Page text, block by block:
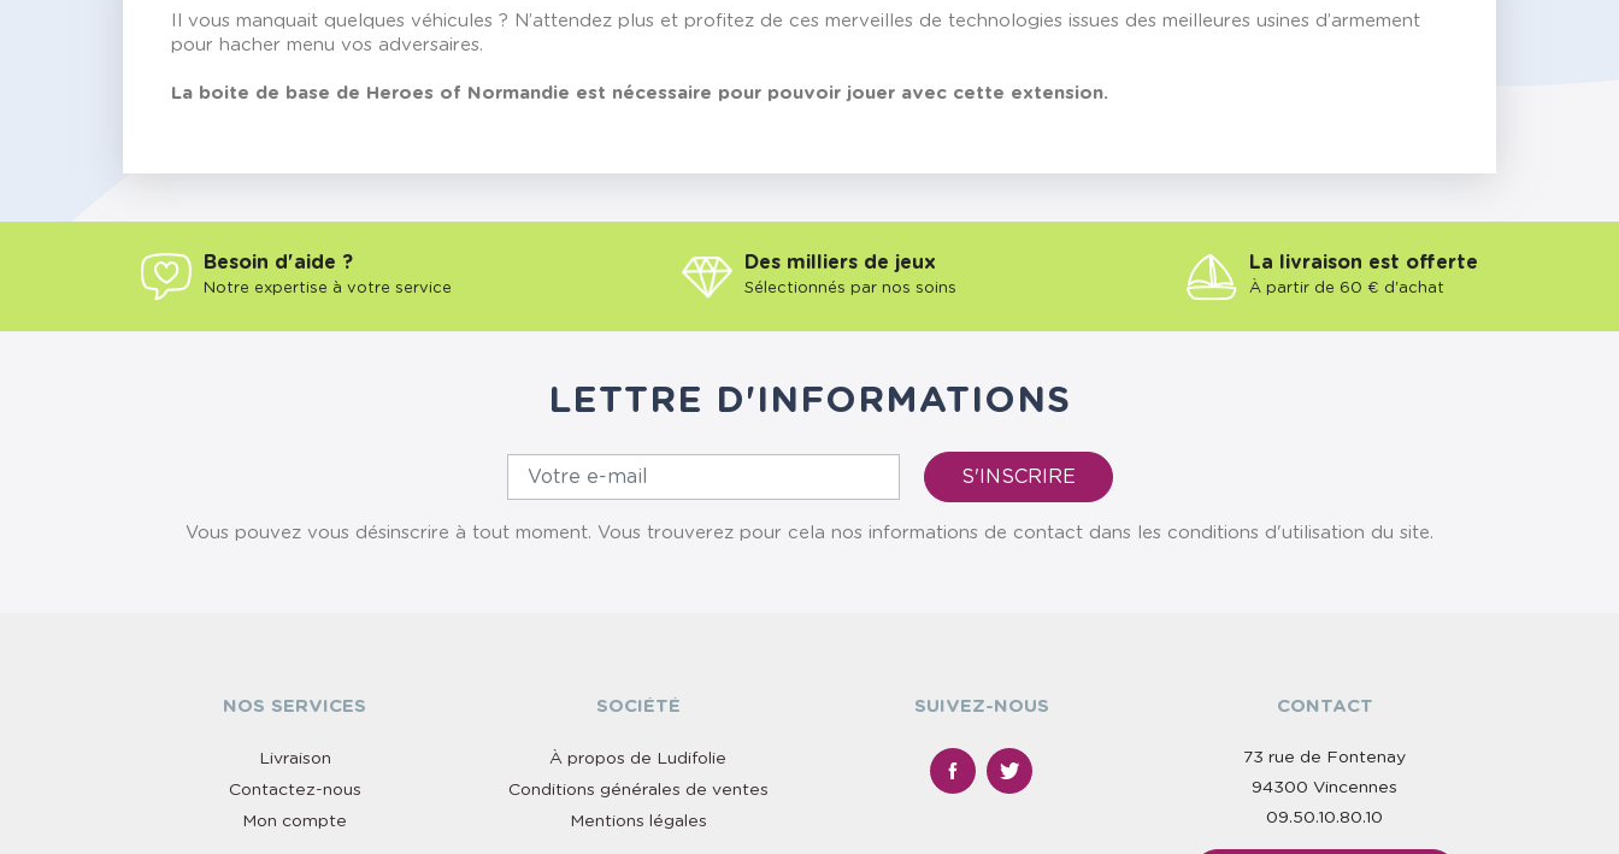
Il vous manquait quelques véhicules ? N’attendez plus et profitez de ces merveilles de technologies issues des meilleures usines d’armement
pour hacher menu vos adversaires.
La boite de base de Heroes of Normandie est nécessaire pour pouvoir jouer avec cette extension.
Besoin d'aide ?
Notre expertise à votre service
Des milliers de jeux
Sélectionnés par nos soins
La livraison est offerte
À partir de 60 € d'achat
LETTRE D'INFORMATIONS
Vous pouvez vous désinscrire à tout moment. Vous trouverez pour cela nos informations de contact dans les conditions d'utilisation du site.
NOS SERVICES
Livraison
Contactez-nous
Mon compte
SOCIÉTÉ
À propos de Ludifolie
Conditions générales de ventes
Mentions légales
SUIVEZ-NOUS CONTACT
73 rue de Fontenay
94300 Vincennes
09.50.10.80.10